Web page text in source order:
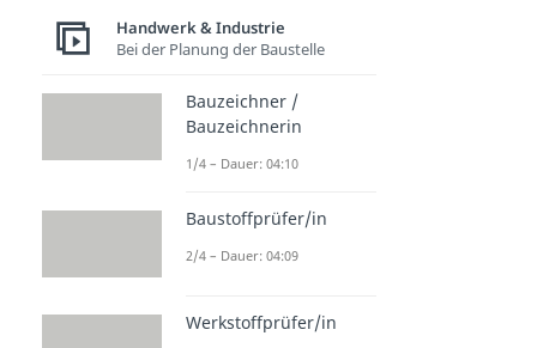
Handwerk & Industrie
Bei der Planung der Baustelle
Bauzeichner /
Bauzeichnerin
1/4 – Dauer: 04:10
Baustoffprüfer/in
2/4 – Dauer: 04:09
Werkstoffprüfer/in